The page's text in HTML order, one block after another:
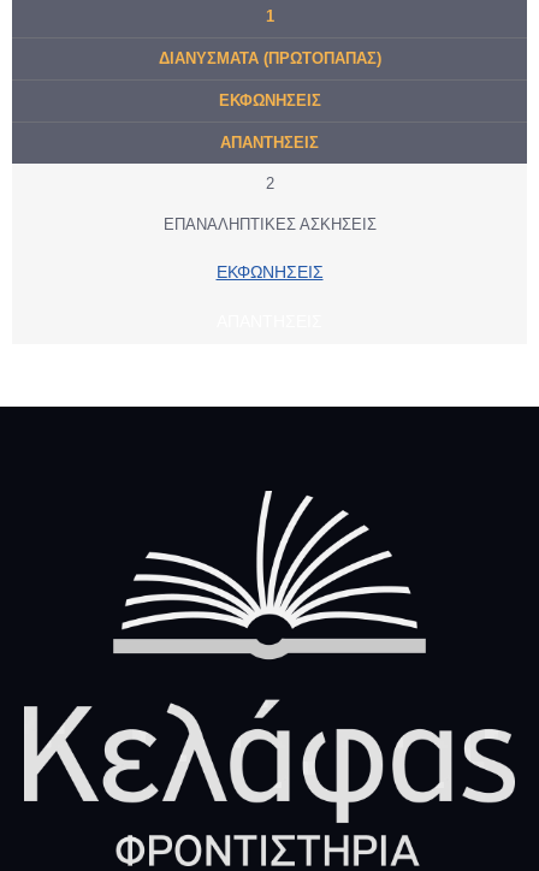
1
ΔΙΑΝΥΣΜΑΤΑ (ΠΡΩΤΟΠΑΠΑΣ)
ΕΚΦΩΝΗΣΕΙΣ
ΑΠΑΝΤΗΣΕΙΣ
2
ΕΠΑΝΑΛΗΠΤΙΚΕΣ ΑΣΚΗΣΕΙΣ
ΕΚΦΩΝΗΣΕΙΣ